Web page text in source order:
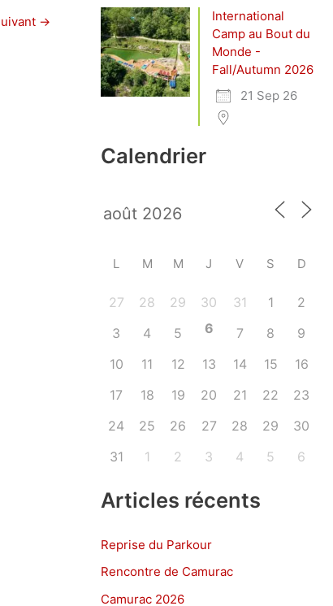
→
International
Camp au Bout du
Monde -
Fall/Autumn 2026
21 Sep 26
Calendrier
L M M J V S D
27 28 29 30 31 1
2
3
4 5 6 7 8
9
10
11 12 13 14 15
16
17
18 19 20 21 22
23
24
25 26 27 28 29
30
31
1 2 3 4 5 6
Articles récents
Reprise du Parkour
Rencontre de Camurac
Camurac 2026